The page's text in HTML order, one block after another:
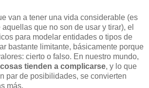
van a tener una vida considerable (es
que no son de usar y tirar), el
para modelar entidades o tipos de
bastante limitante, básicamente porque
cierto o falso. En nuestro mundo,
tienden a complicarse, y lo que
par de posibilidades, se convierten
más.